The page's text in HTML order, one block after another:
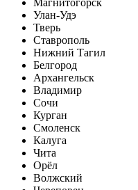
Магнитогорск
Улан-Удэ
Тверь
Ставрополь
Нижний Тагил
Белгород
Архангельск
Владимир
Сочи
Курган
Смоленск
Калуга
Чита
Орёл
Волжский